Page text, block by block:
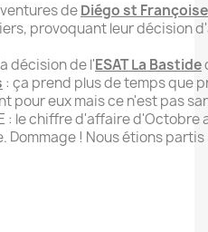
deDiégo st Françoise
provoquant leur décision
décision de l'ESAT La Bastide
: ça prend plus de temps que
pour eux mais ce n'est pas
: le chiffre d'affaire d'Octobre
Dommage ! Nous étions